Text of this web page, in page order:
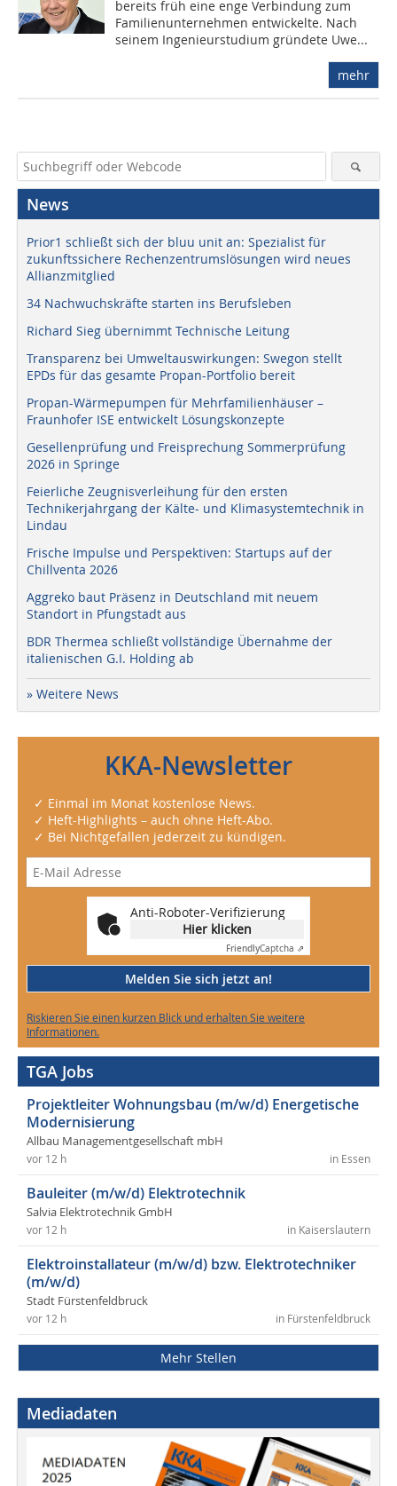
bereits früh eine enge Verbindung zum
Familienunternehmen entwickelte. Nach
seinem Ingenieurstudium gründete Uwe...
mehr
News
Prior1 schließt sich der bluu unit an: Spezialist für
zukunftssichere Rechenzentrumslösungen wird neues
Allianzmitglied
34 Nachwuchskräfte starten ins Berufsleben
Richard Sieg übernimmt Technische Leitung
Transparenz bei Umweltauswirkungen: Swegon stellt
EPDs für das gesamte Propan-Portfolio bereit
Propan-Wärmepumpen für Mehrfamilienhäuser –
Fraunhofer ISE entwickelt Lösungskonzepte
Gesellenprüfung und Freisprechung Sommerprüfung
2026 in Springe
Feierliche Zeugnisverleihung für den ersten
Technikerjahrgang der Kälte- und Klimasystemtechnik in
Lindau
Frische Impulse und Perspektiven: Startups auf der
Chillventa 2026
Aggreko baut Präsenz in Deutschland mit neuem
Standort in Pfungstadt aus
BDR Thermea schließt vollständige Übernahme der
italienischen G.I. Holding ab
» Weitere News
KKA-Newsletter
✓ Einmal im Monat kostenlose News.
✓ Heft-Highlights – auch ohne Heft-Abo.
✓ Bei Nichtgefallen jederzeit zu kündigen.
Anti-Roboter-Verifizierung
Hier klicken
FriendlyCaptcha ⇗
Melden Sie sich jetzt an!
Riskieren Sie einen kurzen Blick und erhalten Sie weitere
Informationen.
TGA Jobs
Projektleiter Wohnungsbau (m/w/d) Energetische
Modernisierung
Allbau Managementgesellschaft mbH
in Essen
vor 12 h
Bauleiter (m/w/d) Elektrotechnik
Salvia Elektrotechnik GmbH
in Kaiserslautern
vor 12 h
Elektroinstallateur (m/w/d) bzw. Elektrotechniker
(m/w/d)
Stadt Fürstenfeldbruck
in Fürstenfeldbruck
vor 12 h
Mehr Stellen
Mediadaten